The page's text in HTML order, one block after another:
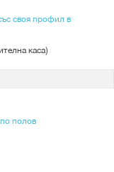
своя профил в
каса)
полов